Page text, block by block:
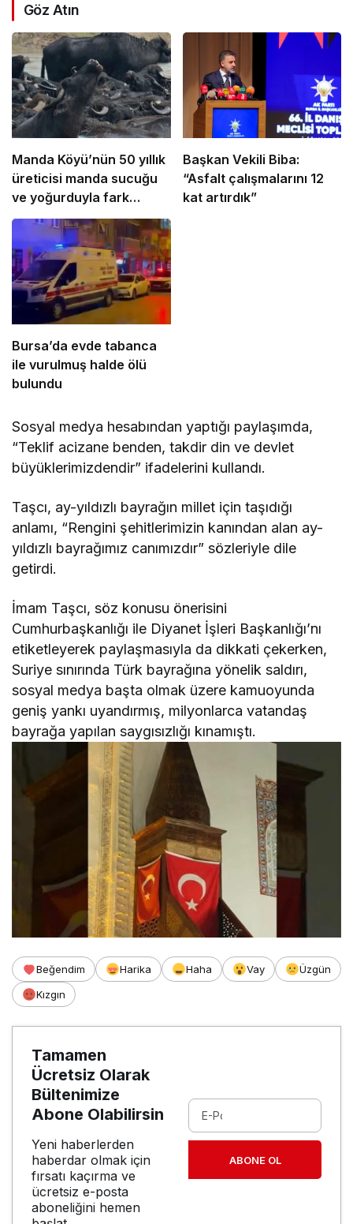
Göz Atın
Manda Köyü’nün 50 yıllık
üreticisi manda sucuğu
ve yoğurduyla fark
oluşturdu
Başkan Vekili Biba:
“Asfalt çalışmalarını 12
kat artırdık”
Bursa’da evde tabanca
ile vurulmuş halde ölü
bulundu
Sosyal medya hesabından yaptığı paylaşımda,
“Teklif acizane benden, takdir din ve devlet
büyüklerimizdendir” ifadelerini kullandı.
Taşcı, ay-yıldızlı bayrağın millet için taşıdığı
anlamı, “Rengini şehitlerimizin kanından alan ay-
yıldızlı bayrağımız canımızdır” sözleriyle dile
getirdi.
İmam Taşcı, söz konusu önerisini
Cumhurbaşkanlığı ile Diyanet İşleri Başkanlığı’nı
etiketleyerek paylaşmasıyla da dikkati çekerken,
Suriye sınırında Türk bayrağına yönelik saldırı,
sosyal medya başta olmak üzere kamuoyunda
geniş yankı uyandırmış, milyonlarca vatandaş
bayrağa yapılan saygısızlığı kınamıştı.
Beğendim Harika Haha Vay
Üzgün
Kızgın
Tamamen
Ücretsiz Olarak
Bültenimize
Abone Olabilirsin
Yeni haberlerden
haberdar olmak için
fırsatı kaçırma ve
ücretsiz e-posta
aboneliğini hemen
ABONE OL